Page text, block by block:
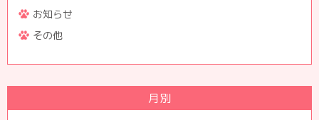
お知らせ
その他
月別